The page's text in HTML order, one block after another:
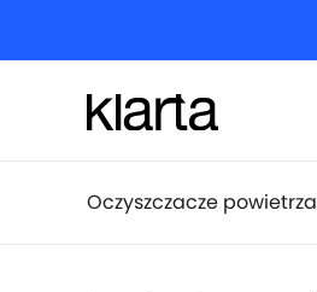
Oczyszczacze powietrza